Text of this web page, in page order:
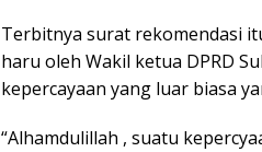
Terbitnya surat rekomendasi
haru oleh Wakil ketua DPRD
kepercayaan yang luar biasa
“Alhamdulillah , suatu